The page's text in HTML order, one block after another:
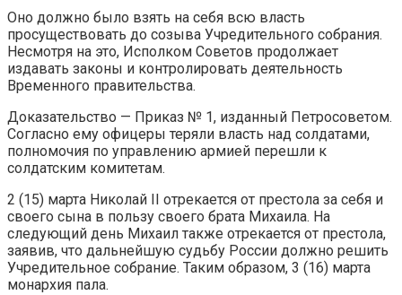
Оно должно было взять на себя всю власть
просуществовать до созыва Учредительного собрания.
Несмотря на это, Исполком Советов продолжает
издавать законы и контролировать деятельность
Временного правительства.
Доказательство — Приказ № 1, изданный Петросоветом.
Согласно ему офицеры теряли власть над солдатами,
полномочия по управлению армией перешли к
солдатским комитетам.
2 (15) марта Николай II отрекается от престола за себя и
своего сына в пользу своего брата Михаила. На
следующий день Михаил также отрекается от престола,
заявив, что дальнейшую судьбу России должно решить
Учредительное собрание. Таким образом, 3 (16) марта
монархия пала.